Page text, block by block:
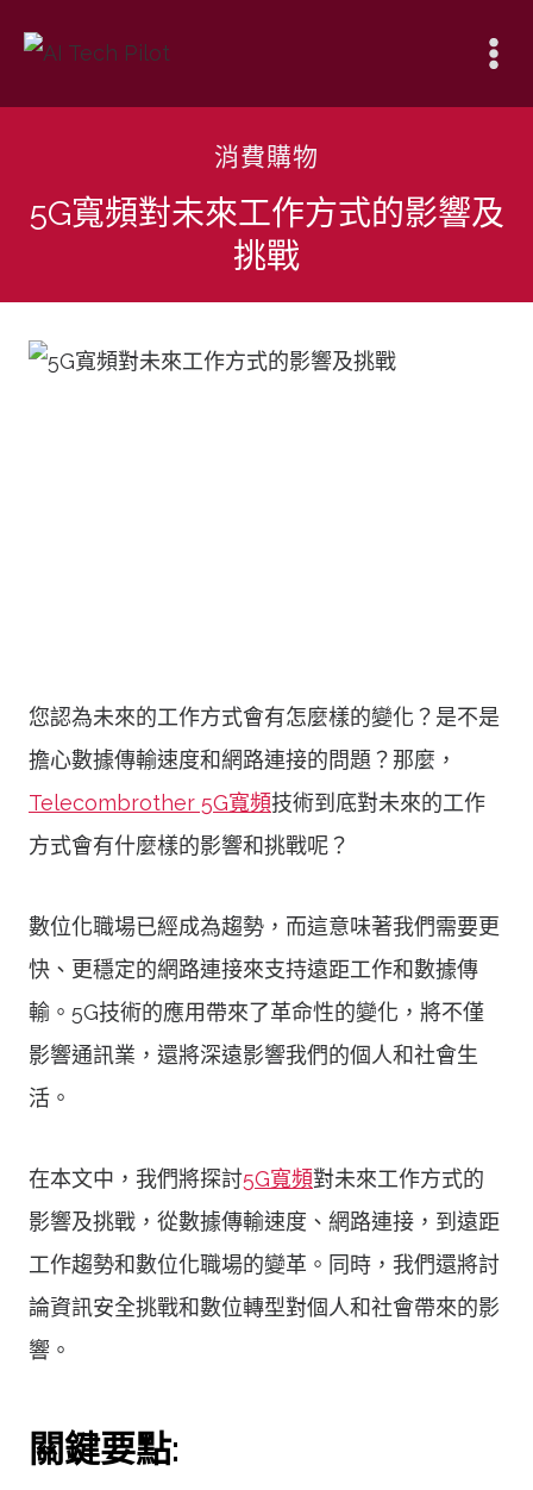
content
消費購物
5G寬頻對未來工作方式的影響及
挑戰
您認為未來的工作方式會有怎麼樣的變化？是不是
擔心數據傳輸速度和網路連接的問題？那麼，
Telecombrother 5G寬頻技術到底對未來的工作
方式會有什麼樣的影響和挑戰呢？
數位化職場已經成為趨勢，而這意味著我們需要更
快、更穩定的網路連接來支持遠距工作和數據傳
輸。5G技術的應用帶來了革命性的變化，將不僅
影響通訊業，還將深遠影響我們的個人和社會生
活。
在本文中，我們將探討5G寬頻對未來工作方式的
影響及挑戰，從數據傳輸速度、網路連接，到遠距
工作趨勢和數位化職場的變革。同時，我們還將討
論資訊安全挑戰和數位轉型對個人和社會帶來的影
響。
關鍵要點: